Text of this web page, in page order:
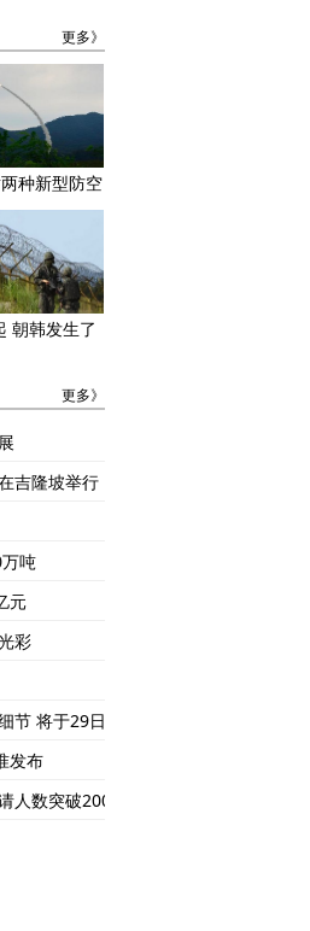
更多》
种新型防空
导弹
朝韩发生了
“侵犯”？更多》
吉隆坡举行
吨
元
彩
发布
人数突破2000万